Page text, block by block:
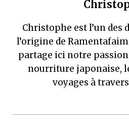
Christophe est l’un des
l’origine de
partage ici notre
nourriture japonaise,
voyages à